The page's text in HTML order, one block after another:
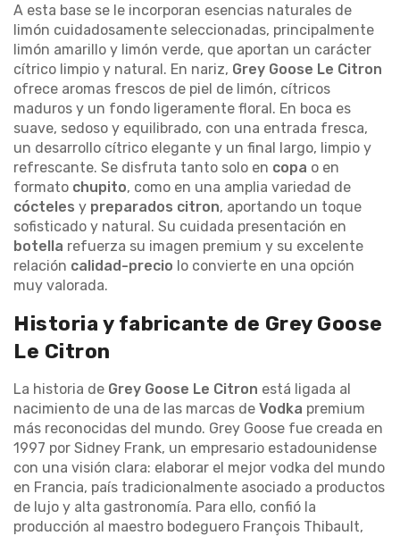
A esta base se le incorporan esencias naturales de
limón cuidadosamente seleccionadas, principalmente
limón amarillo y limón verde, que aportan un carácter
cítrico limpio y natural. En nariz, Grey Goose Le Citron
ofrece aromas frescos de piel de limón, cítricos
maduros y un fondo ligeramente floral. En boca es
suave, sedoso y equilibrado, con una entrada fresca,
un desarrollo cítrico elegante y un final largo, limpio y
refrescante. Se disfruta tanto solo en copa o en
formato chupito, como en una amplia variedad de
cócteles y preparados citron, aportando un toque
sofisticado y natural. Su cuidada presentación en
botella refuerza su imagen premium y su excelente
relación calidad-precio lo convierte en una opción
muy valorada.
Historia y fabricante de Grey Goose
Le Citron
La historia de Grey Goose Le Citron está ligada al
nacimiento de una de las marcas de Vodka premium
más reconocidas del mundo. Grey Goose fue creada en
1997 por Sidney Frank, un empresario estadounidense
con una visión clara: elaborar el mejor vodka del mundo
en Francia, país tradicionalmente asociado a productos
de lujo y alta gastronomía. Para ello, confió la
producción al maestro bodeguero François Thibault,